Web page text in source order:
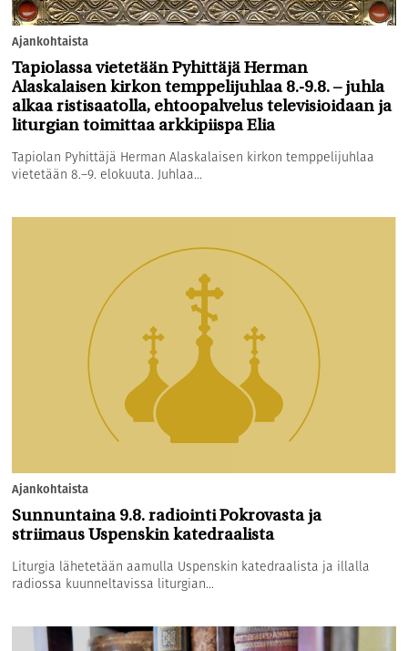
Ajankohtaista
Tapiolassa vietetään Pyhittäjä Herman
Alaskalaisen kirkon temppelijuhlaa 8.-9.8. – juhla
alkaa ristisaatolla, ehtoopalvelus televisioidaan ja
liturgian toimittaa arkkipiispa Elia
Tapiolan Pyhittäjä Herman Alaskalaisen kirkon temppelijuhlaa
vietetään 8.–9. elokuuta. Juhlaa...
Ajankohtaista
Sunnuntaina 9.8. radiointi Pokrovasta ja
striimaus Uspenskin katedraalista
Liturgia lähetetään aamulla Uspenskin katedraalista ja illalla
radiossa kuunneltavissa liturgian...